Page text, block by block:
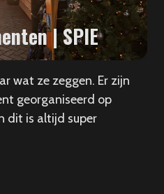
| SPIE
wat ze zeggen. Er zijn
georganiseerd op
dit is altijd super